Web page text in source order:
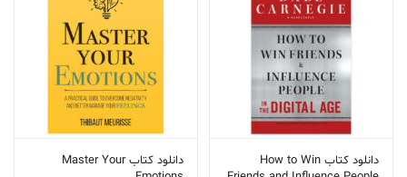
دانلود کتاب How to Win
دانلود کتاب Master Your